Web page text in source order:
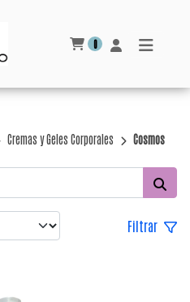
0
Cremas y Geles Corporales Cosmos
Filtrar